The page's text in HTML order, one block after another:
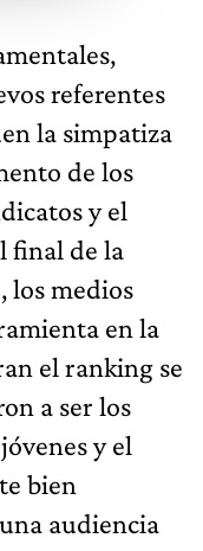
referentes
la simpatiza
de los
y el
final de la
los medios
en la
el ranking se
a ser los
y el
bien
audiencia